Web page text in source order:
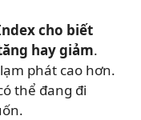
cho biết
hay giảm.
phát cao hơn.
thể đang đi